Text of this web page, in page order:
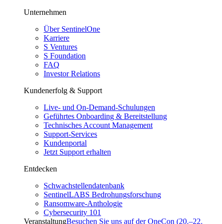
Unternehmen
Über SentinelOne
Karriere
S Ventures
S Foundation
FAQ
Investor Relations
Kundenerfolg & Support
Live- und On-Demand-Schulungen
Geführtes Onboarding & Bereitstellung
Technisches Account Management
Support-Services
Kundenportal
Jetzt Support erhalten
Entdecken
Schwachstellendatenbank
SentinelLABS Bedrohungsforschung
Ransomware-Anthologie
Cybersecurity 101
VeranstaltungBesuchen Sie uns auf der OneCon (20.–22.